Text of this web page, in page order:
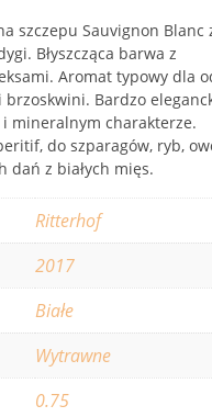
szczepu Sauvignon Blanc
Błyszcząca barwa z
Aromat typowy dla
brzoskwini. Bardzo
mineralnym charakterze.
do szparagów, ryb,
dań z białych mięs.
Ritterhof
2017
Białe
Wytrawne
0.75